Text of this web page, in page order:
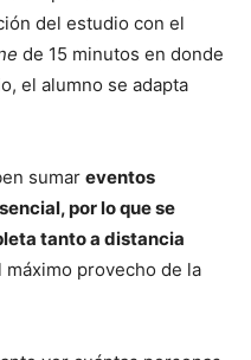
del estudio con el
de 15 minutos en donde
el alumno se adapta
sumar eventos
por lo que se
tanto a distancia
máximo provecho de la